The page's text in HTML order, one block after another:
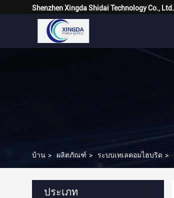
Shenzhen Xingda Shidai Technology Co., Ltd.
บ้าน > ผลิตภัณฑ์ > ระบบเทเลคอมไฮบริด >
ประเภท